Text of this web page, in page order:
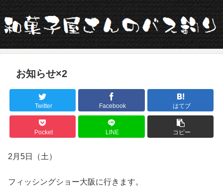
お知らせ×2
Twitter Facebook はてブ
Pocket LINE コピー
2月5日（土）
フィッシングショー大阪に行きます。